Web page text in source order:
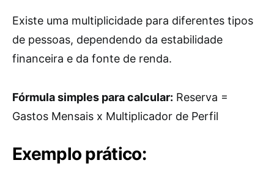
Existe uma multiplicidade para diferentes tipos
de pessoas, dependendo da estabilidade
financeira e da fonte de renda.
Fórmula simples para calcular: Reserva =
Gastos Mensais x Multiplicador de Perfil
Exemplo prático: